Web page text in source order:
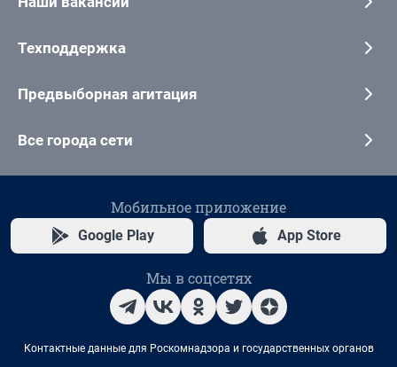
Техподдержка
Предвыборная агитация
Все города сети
Мобильное приложение
Google Play App Store
Мы в соцсетях
Контактные данные для Роскомнадзора и государственных органов